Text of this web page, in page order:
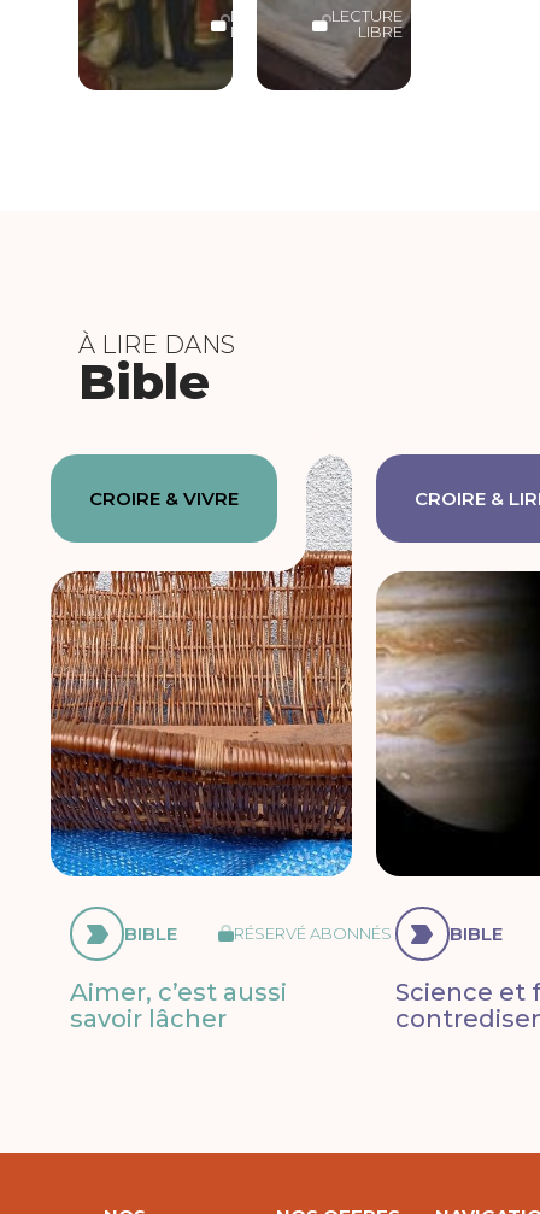
LECTURE
LIBRE
LECTURE
LIBRE
À LIRE DANS
Bible
CROIRE & VIVRE
BIBLE RÉSERVÉ ABONNÉS
Aimer, c’est aussi
savoir lâcher
CROIRE &
BIBLE
Science et